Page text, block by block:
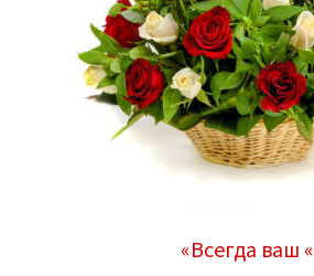
«Всегда ваш «